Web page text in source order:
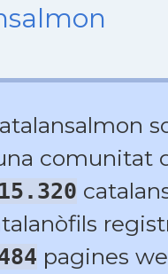
comunitat
15.320
pagines